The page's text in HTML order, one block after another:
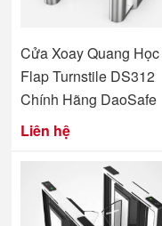
Cửa Xoay Quang Học
Flap Turnstile DS312
Chính Hãng DaoSafe
Liên hệ